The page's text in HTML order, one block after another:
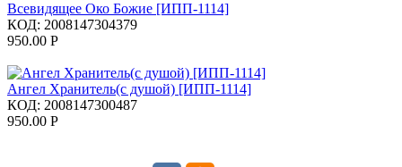
Всевидящее Око Божие [ИПП-1114]
КОД: 2008147304379
950.00 Р
Ангел Хранитель(с душой) [ИПП-1114]
КОД: 2008147300487
950.00 Р